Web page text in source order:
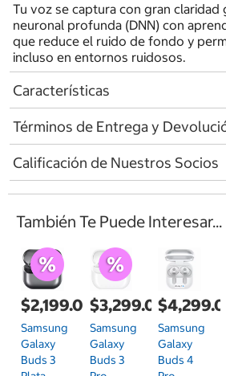
Tu voz se captura con gran claridad
neuronal profunda (DNN) con
que reduce el ruido de fondo y
incluso en entornos ruidosos.
Características
Términos de Entrega y
Calificación de Nuestros Socios
También Te Puede Interesar...
$2,199.00
Samsung
Galaxy
Buds 3
$3,299.00
Samsung
Galaxy
Buds 3
Samsung
Galaxy
Buds 4